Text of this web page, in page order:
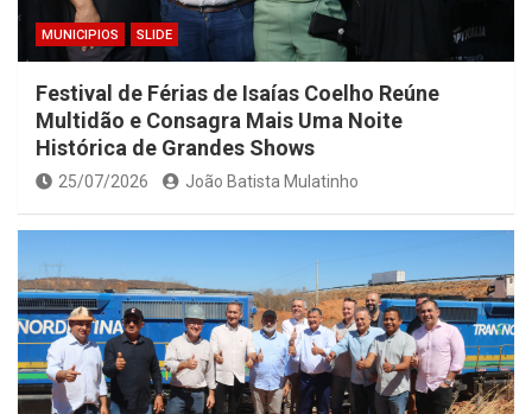
MUNICIPIOS SLIDE
Festival de Férias de Isaías Coelho Reúne
Multidão e Consagra Mais Uma Noite
Histórica de Grandes Shows
25/07/2026 João Batista Mulatinho